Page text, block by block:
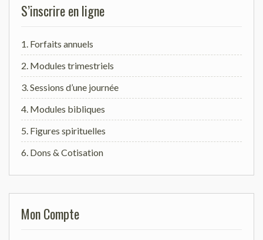
S’inscrire en ligne
1. Forfaits annuels
2. Modules trimestriels
3. Sessions d’une journée
4. Modules bibliques
5. Figures spirituelles
6. Dons & Cotisation
Mon Compte